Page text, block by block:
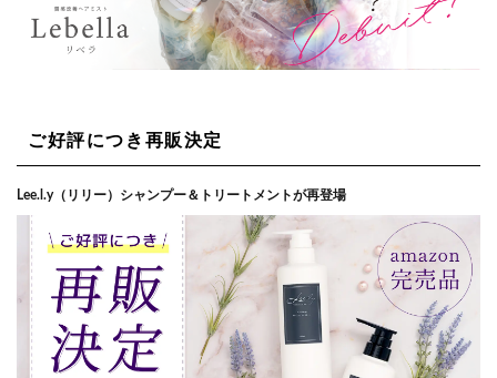
ご好評につき再販決定
Lee.l.y（リリー）シャンプー＆トリートメントが再登場